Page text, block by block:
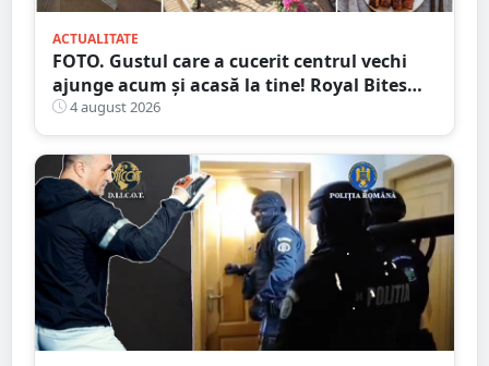
ACTUALITATE
FOTO. Gustul care a cucerit centrul vechi
ajunge acum și acasă la tine! Royal Bites
(fosta Zahana) livrează la domiciliu
4 august 2026